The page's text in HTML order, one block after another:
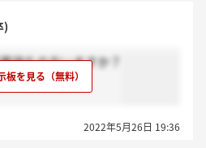
)
待ちの方いますか？
2022年5月26日 19:36